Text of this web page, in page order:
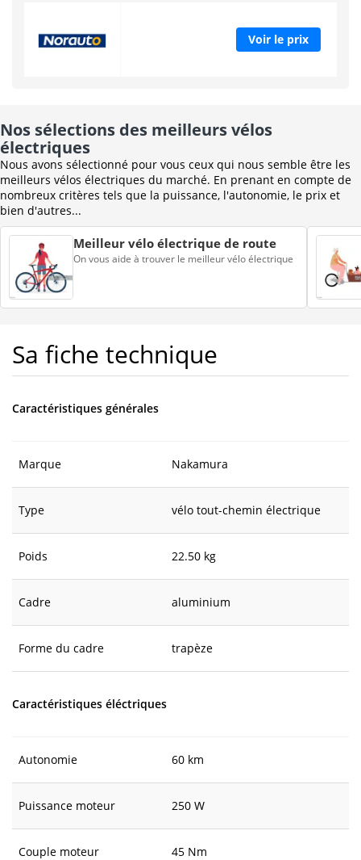
Voir le prix
Nos sélections des meilleurs vélos
électriques
Nous avons sélectionné pour vous ceux qui nous semble être les
meilleurs vélos électriques du marché. En prenant en compte de
nombreux critères tels que la puissance, l'autonomie, le prix et
bien d'autres...
Meilleur vélo électrique de route
On vous aide à trouver le meilleur vélo électrique
Sa fiche technique
Caractéristiques générales
Marque Nakamura
Type vélo tout-chemin électrique
Poids 22.50 kg
Cadre aluminium
Forme du cadre trapèze
Caractéristiques éléctriques
Autonomie 60 km
Puissance moteur 250 W
Couple moteur 45 Nm